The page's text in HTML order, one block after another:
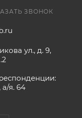
ЗВОНОК
ул., д. 9,
а/я. 64